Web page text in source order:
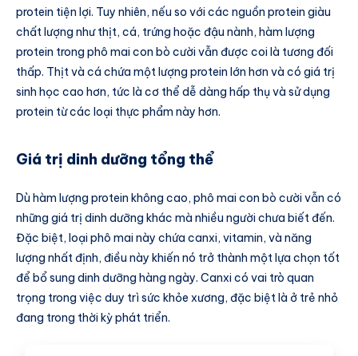
protein tiện lợi. Tuy nhiên, nếu so với các nguồn protein giàu
chất lượng như thịt, cá, trứng hoặc đậu nành, hàm lượng
protein trong phô mai con bò cười vẫn được coi là tương đối
thấp. Thịt và cá chứa một lượng protein lớn hơn và có giá trị
sinh học cao hơn, tức là cơ thể dễ dàng hấp thụ và sử dụng
protein từ các loại thực phẩm này hơn.
Giá trị dinh dưỡng tổng thể
Dù hàm lượng protein không cao, phô mai con bò cười vẫn có
những giá trị dinh dưỡng khác mà nhiều người chưa biết đến.
Đặc biệt, loại phô mai này chứa canxi, vitamin, và năng
lượng nhất định, điều này khiến nó trở thành một lựa chọn tốt
để bổ sung dinh dưỡng hàng ngày. Canxi có vai trò quan
trọng trong việc duy trì sức khỏe xương, đặc biệt là ở trẻ nhỏ
đang trong thời kỳ phát triển.